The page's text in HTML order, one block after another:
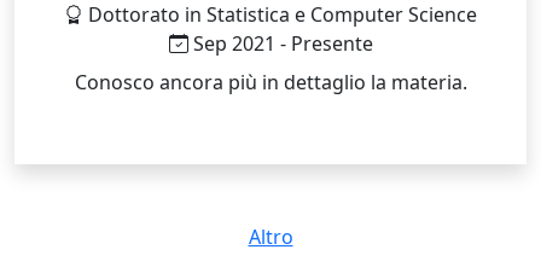
Dottorato in Statistica e Computer Science
Sep 2021 - Presente
Conosco ancora più in dettaglio la materia.
Altro